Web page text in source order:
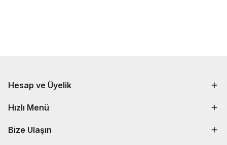
Hesap ve Üyelik
Hızlı Menü
Bize Ulaşın